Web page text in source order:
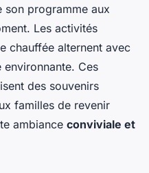
son programme aux
Les activités
chauffée alternent avec
Ces
des souvenirs
familles de revenir
ambiance conviviale et